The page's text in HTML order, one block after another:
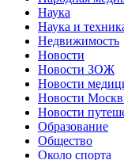
Наука
Наука и
Недвижимость
Новости
Новости ЗОЖ
Новости
Новости
Новости
Образование
Общество
Около спорта